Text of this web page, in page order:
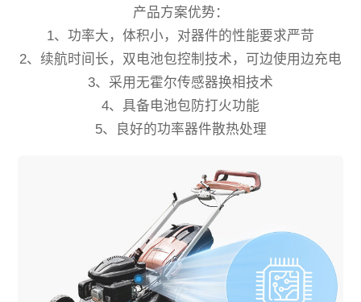
产品方案优势：
1、功率大，体积小，对器件的性能要求严苛
2、续航时间长，双电池包控制技术，可边使用边充电
3、采用无霍尔传感器换相技术
4、具备电池包防打火功能
5、良好的功率器件散热处理